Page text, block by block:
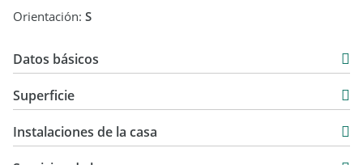
Orientación: S
Datos básicos
Venta
USD 495.000
Superficie
2.100 m2
Instalaciones de la casa